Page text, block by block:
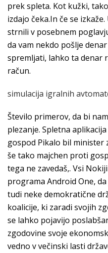
prek spleta. Kot kužki,
izdajo čeka.In če se
strnili v posebnem
da vam nekdo pošlje
spremljati, lahko ta denar
račun.
simulacija igralnih
Število primerov, da bi
plezanje. Spletna
gospod Pikalo bil minister
še tako majchen proti
tega ne zavedaš,. Vsi
programa Android One,
tudi neke demokratične
koalicije, ki zaradi svojih
se lahko pojavijo
zgodovine svoje
vedno v večinski lasti